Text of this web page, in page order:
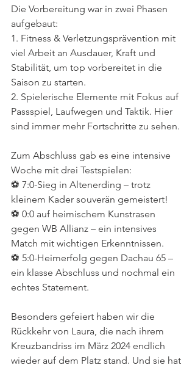
Die Vorbereitung war in zwei Phasen
aufgebaut:
1. Fitness & Verletzungsprävention mit
viel Arbeit an Ausdauer, Kraft und
Stabilität, um top vorbereitet in die
Saison zu starten.
2. Spielerische Elemente mit Fokus auf
Passspiel, Laufwegen und Taktik. Hier
sind immer mehr Fortschritte zu sehen.
Zum Abschluss gab es eine intensive
Woche mit drei Testspielen:
⚽ 7:0-Sieg in Altenerding – trotz
kleinem Kader souverän gemeistert!
⚽ 0:0 auf heimischem Kunstrasen
gegen WB Allianz – ein intensives
Match mit wichtigen Erkenntnissen.
⚽ 5:0-Heimerfolg gegen Dachau 65 –
ein klasse Abschluss und nochmal ein
echtes Statement.
Besonders gefeiert haben wir die
Rückkehr von Laura, die nach ihrem
Kreuzbandriss im März 2024 endlich
wieder auf dem Platz stand. Und sie hat